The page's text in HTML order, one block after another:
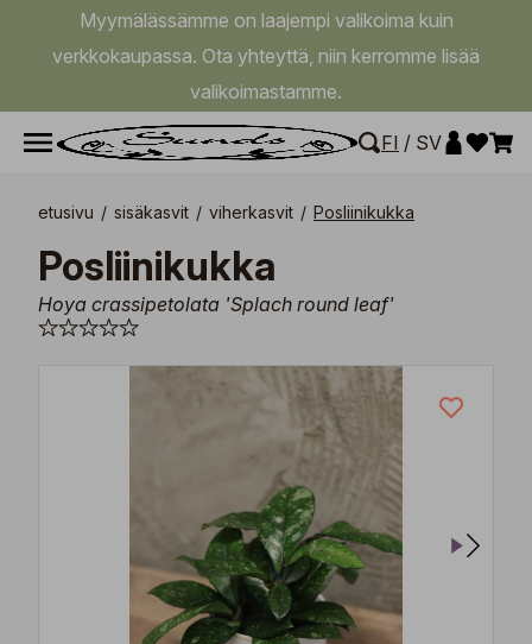
Myymälässämme on laajempi valikoima kuin
verkkokaupassa. Ota yhteyttä, niin kerromme lisää
valikoimastamme.
FI / SV
etusivu / sisäkasvit / viherkasvit / Posliinikukka
Posliinikukka
Hoya crassipetolata 'Splach round leaf'